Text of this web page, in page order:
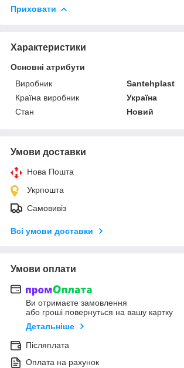
Приховати
Характеристики
Основні атрибути
Виробник
Santehplast
Країна виробник
Україна
Стан
Новий
Умови доставки
Нова Пошта
Укрпошта
Самовивіз
Всі умови доставки
Умови оплати
Ви отримаєте замовлення
або гроші повернуться на вашу картку
Детальніше
Післяплата
Оплата на рахунок